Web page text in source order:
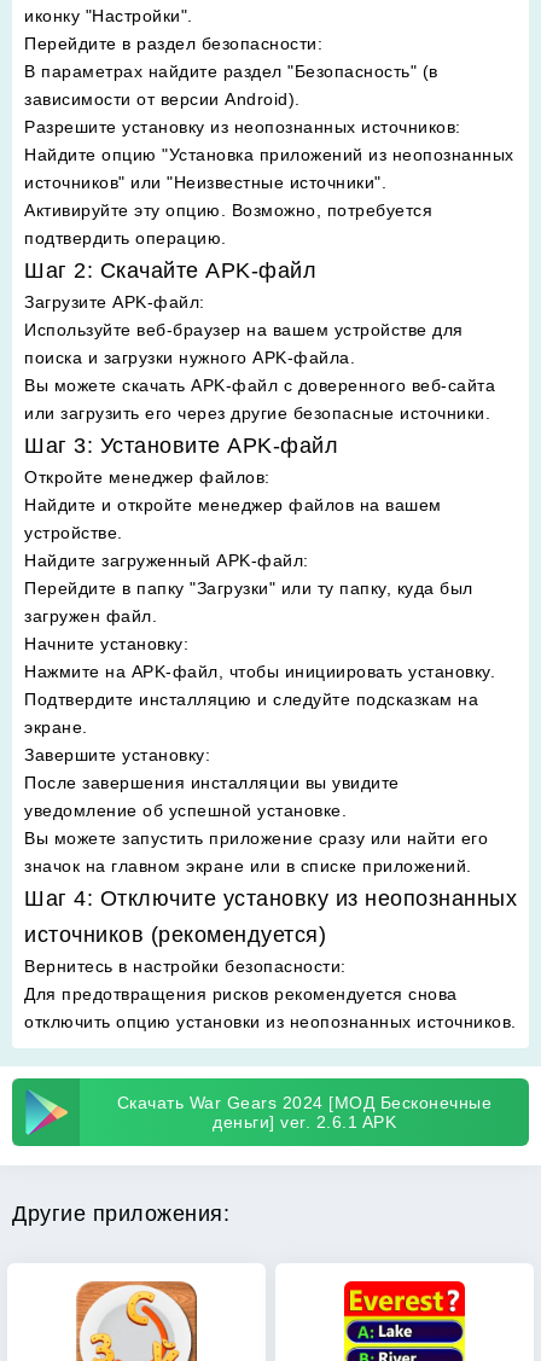
иконку "Настройки".
Перейдите в раздел безопасности:
В параметрах найдите раздел "Безопасность" (в
зависимости от версии Android).
Разрешите установку из неопознанных источников:
Найдите опцию "Установка приложений из неопознанных
источников" или "Неизвестные источники".
Активируйте эту опцию. Возможно, потребуется
подтвердить операцию.
Шаг 2: Скачайте APK-файл
Загрузите APK-файл:
Используйте веб-браузер на вашем устройстве для
поиска и загрузки нужного APK-файла.
Вы можете скачать APK-файл с доверенного веб-сайта
или загрузить его через другие безопасные источники.
Шаг 3: Установите APK-файл
Откройте менеджер файлов:
Найдите и откройте менеджер файлов на вашем
устройстве.
Найдите загруженный APK-файл:
Перейдите в папку "Загрузки" или ту папку, куда был
загружен файл.
Начните установку:
Нажмите на APK-файл, чтобы инициировать установку.
Подтвердите инсталляцию и следуйте подсказкам на
экране.
Завершите установку:
После завершения инсталляции вы увидите
уведомление об успешной установке.
Вы можете запустить приложение сразу или найти его
значок на главном экране или в списке приложений.
Шаг 4: Отключите установку из неопознанных
источников (рекомендуется)
Вернитесь в настройки безопасности:
Для предотвращения рисков рекомендуется снова
отключить опцию установки из неопознанных источников.
Скачать War Gears 2024 [МОД Бесконечные
деньги] ver. 2.6.1 APK
Другие приложения: